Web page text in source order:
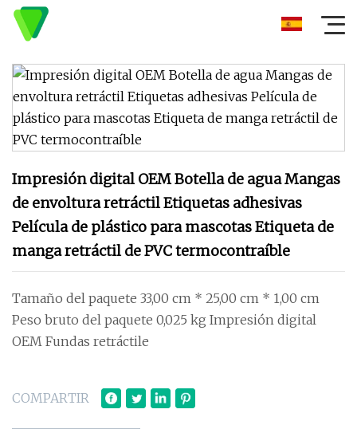
Impresión digital OEM Botella de agua Mangas
de envoltura retráctil Etiquetas adhesivas
Película de plástico para mascotas Etiqueta de
manga retráctil de PVC termocontraíble
Tamaño del paquete 33,00 cm * 25,00 cm * 1,00 cm
Peso bruto del paquete 0,025 kg Impresión digital
OEM Fundas retráctile
COMPARTIR